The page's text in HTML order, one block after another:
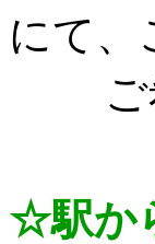
にて、
ご希
☆駅か